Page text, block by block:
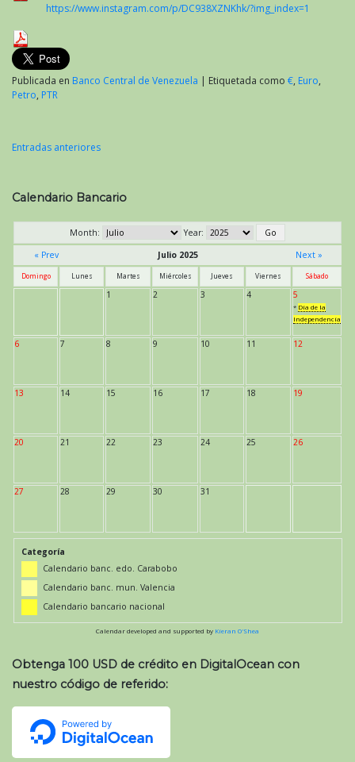
https://www.instagram.com/p/DC938XZNKhk/?img_index=1
Publicada en Banco Central de Venezuela | Etiquetada como €, Euro,
Petro, PTR
de
entradas
Entradas anteriores
Calendario Bancario
Month:
Year:
« Prev
Julio 2025 Next »
Domingo Lunes Martes Miércoles Jueves Viernes Sábado
1 2 3 4 5
* Día de la
Independencia
6 7 8 9 10 11 12
13 14 15 16 17 18 19
20 21 22 23 24 25 26
27 28 29 30 31
Categoría
Calendario banc. edo. Carabobo
Calendario banc. mun. Valencia
Calendario bancario nacional
Calendar developed and supported by Kieran O'Shea
Obtenga 100 USD de crédito en DigitalOcean con
nuestro código de referido: